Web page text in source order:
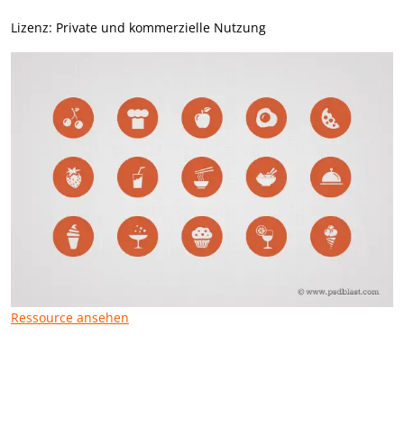
Lizenz: Private und kommerzielle Nutzung
Ressource ansehen